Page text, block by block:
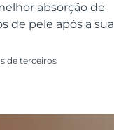
absorção de
de pele após a sua
de terceiros